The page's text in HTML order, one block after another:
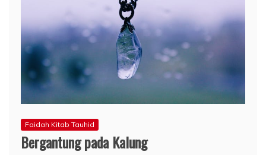
Faidah Kitab Tauhid
Bergantung pada Kalung